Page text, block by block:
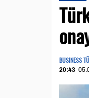
BUSINESS
20:43